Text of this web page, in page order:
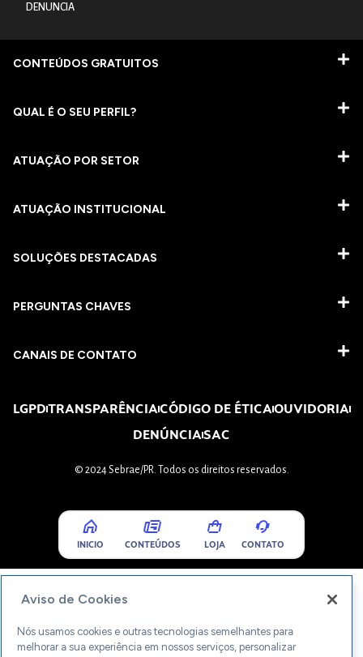
DENUNCIA
CONTEÚDOS GRATUITOS
QUAL É O SEU PERFIL?
ATUAÇÃO POR SETOR
ATUAÇÃO INSTITUCIONAL
SOLUÇÕES DESTACADAS
PERGUNTAS CHAVES​
CANAIS DE CONTATO
LGPDTRANSPARÊNCIACÓDIGO DE ÉTICAOUVIDORIA
DENÚNCIASAC
© 2024 Sebrae/PR. Todos os direitos reservados.
INICIO CONTEÚDOS LOJA CONTATO
Aviso de Cookies
Nós usamos cookies e outras tecnologias semelhantes para
melhorar a sua experiência em nossos serviços, personalizar